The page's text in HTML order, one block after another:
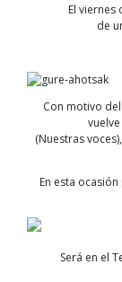
El
de
Con motivo
(Nuestras
En esta
Será en el